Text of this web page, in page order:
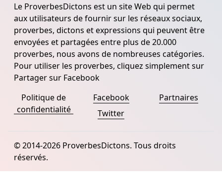
Le ProverbesDictons est un site Web qui permet
aux utilisateurs de fournir sur les réseaux sociaux,
proverbes, dictons et expressions qui peuvent être
envoyées et partagées entre plus de 20.000
proverbes, nous avons de nombreuses catégories.
Pour utiliser les proverbes, cliquez simplement sur
Partager sur Facebook
Politique de
confidentialité
Facebook
Twitter
Partnaires
© 2014-2026 ProverbesDictons. Tous droits
réservés.